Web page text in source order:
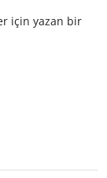
için yazan bir